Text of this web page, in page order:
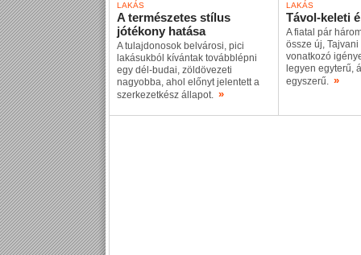
LAKÁS
A természetes stílus
jótékony hatása
A tulajdonosok belvárosi, pici
lakásukból kívántak továbblépni
egy dél-budai, zöldövezeti
nagyobba, ahol előnyt jelentett a
szerkezetkész állapot. »
LAKÁS
Távol-keleti
A fiatal pár
össze új,
vonatkozó
legyen egyterű,
egyszerű. »